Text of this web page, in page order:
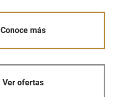
Conoce más
Ver ofertas